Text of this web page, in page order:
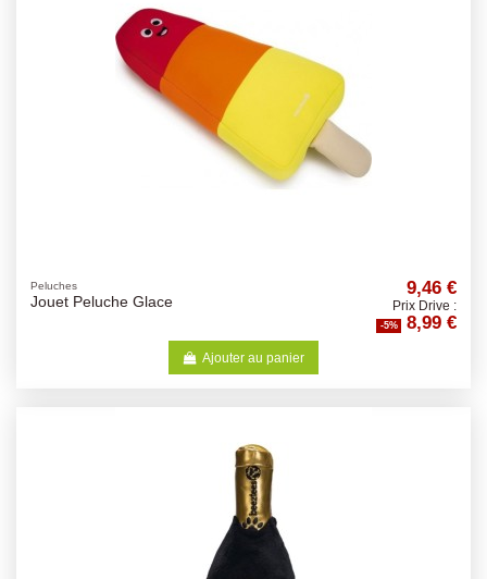
Peluches
Jouet Peluche Glace
9,46 €
Prix Drive :
-5% 8,99 €
Ajouter au panier